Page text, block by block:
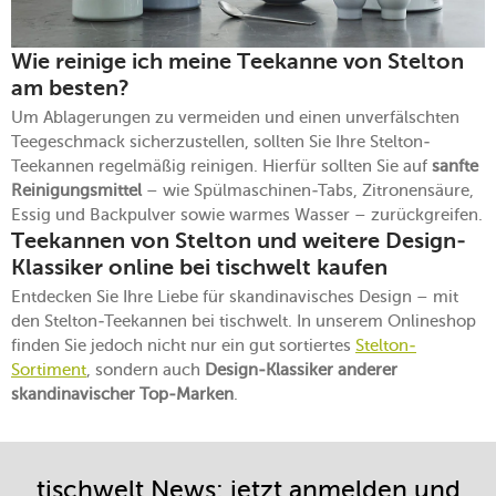
Wie reinige ich meine Teekanne von Stelton
am besten?
Um Ablagerungen zu vermeiden und einen unverfälschten
Teegeschmack sicherzustellen, sollten Sie Ihre Stelton-
Teekannen regelmäßig reinigen. Hierfür sollten Sie auf sanfte
Reinigungsmittel– wie Spülmaschinen-Tabs, Zitronensäure,
Essig und Backpulver sowie warmes Wasser – zurückgreifen.
Teekannen von Stelton und weitere Design-
Klassiker online bei tischwelt kaufen
Entdecken Sie Ihre Liebe für skandinavisches Design – mit
den Stelton-Teekannen bei tischwelt. In unserem Onlineshop
finden Sie jedoch nicht nur ein gut sortiertes Stelton-
Sortiment, sondern auch Design-Klassiker anderer
skandinavischer Top-Marken.
tischwelt News: jetzt anmelden und